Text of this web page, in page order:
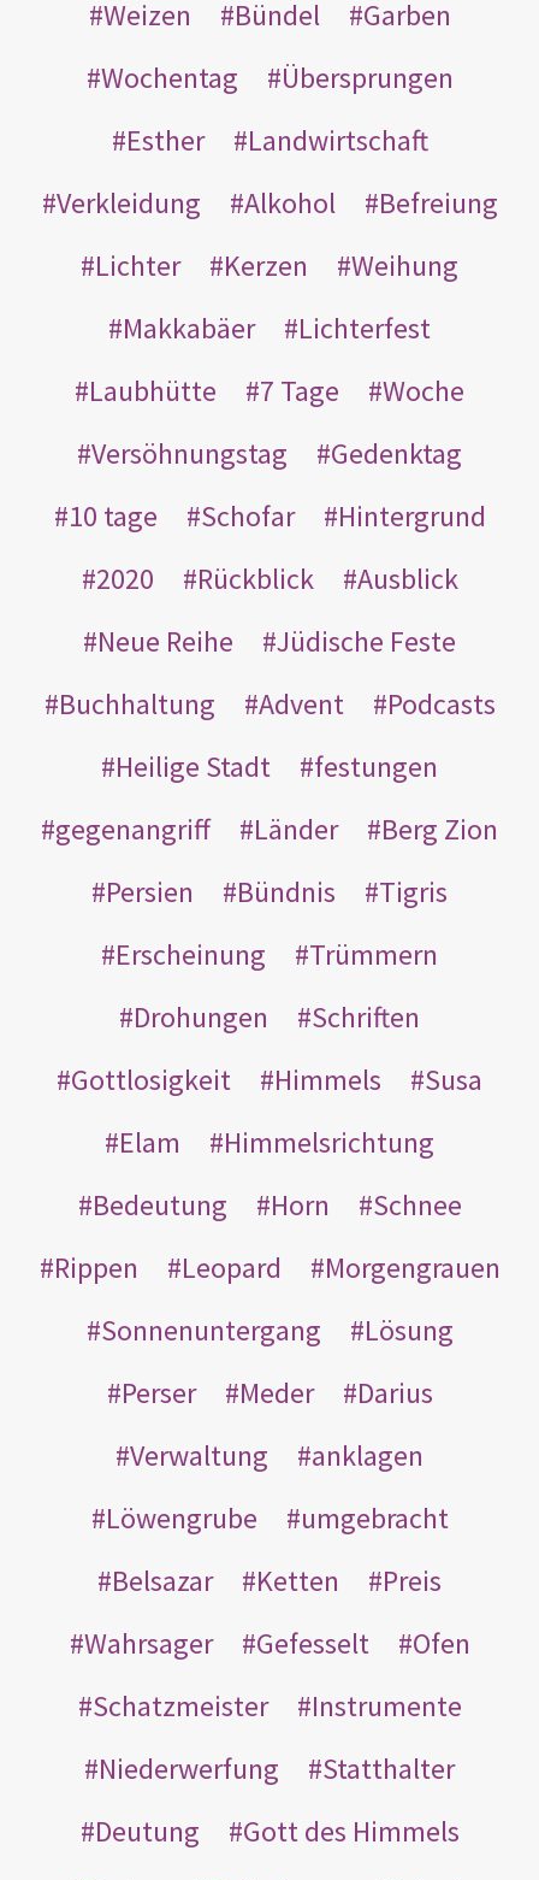
Weizen
Bündel
Garben
Wochentag
Übersprungen
Esther
Landwirtschaft
Verkleidung
Alkohol
Befreiung
Lichter
Kerzen
Weihung
Makkabäer
Lichterfest
Laubhütte
7 Tage
Woche
Versöhnungstag
Gedenktag
10 tage
Schofar
Hintergrund
2020
Rückblick
Ausblick
Neue Reihe
Jüdische Feste
Buchhaltung
Advent
Podcasts
Heilige Stadt
festungen
gegenangriff
Länder
Berg Zion
Persien
Bündnis
Tigris
Erscheinung
Trümmern
Drohungen
Schriften
Gottlosigkeit
Himmels
Susa
Elam
Himmelsrichtung
Bedeutung
Horn
Schnee
Rippen
Leopard
Morgengrauen
Sonnenuntergang
Lösung
Perser
Meder
Darius
Verwaltung
anklagen
Löwengrube
umgebracht
Belsazar
Ketten
Preis
Wahrsager
Gefesselt
Ofen
Schatzmeister
Instrumente
Niederwerfung
Statthalter
Deutung
Gott des Himmels